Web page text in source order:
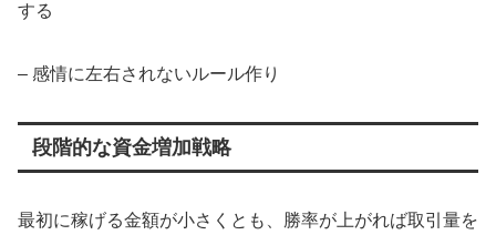
する
– 感情に左右されないルール作り
段階的な資金増加戦略
最初に稼げる金額が小さくとも、勝率が上がれば取引量を